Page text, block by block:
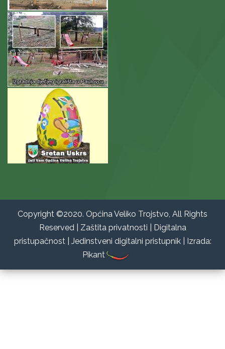
Copyright ©2020. Općina Veliko Trojstvo, All Rights
Reserved | Zaštita privatnosti
Digitalna
pristupačnost| Jedinstveni digitalni pristupnik|
Izrada:
Pikant